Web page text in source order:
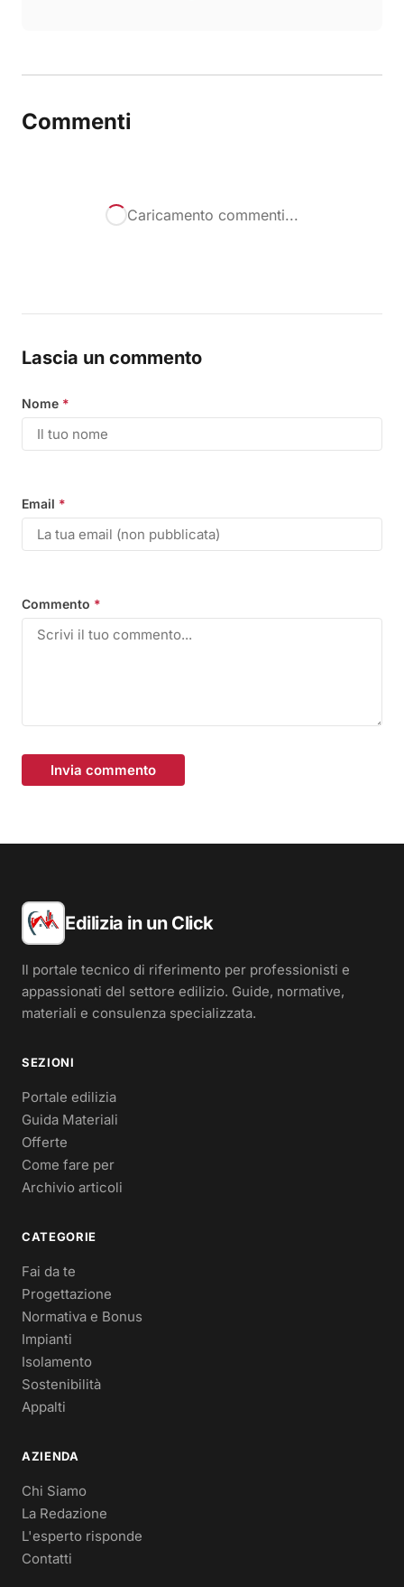
Commenti
Caricamento commenti...
Lascia un commento
Nome *
Email *
Commento *
Invia commento
Edilizia in un Click
Il portale tecnico di riferimento per professionisti e
appassionati del settore edilizio. Guide, normative,
materiali e consulenza specializzata.
SEZIONI
Portale edilizia
Guida Materiali
Offerte
Come fare per
Archivio articoli
CATEGORIE
Fai da te
Progettazione
Normativa e Bonus
Impianti
Isolamento
Sostenibilità
Appalti
AZIENDA
Chi Siamo
La Redazione
L'esperto risponde
Contatti